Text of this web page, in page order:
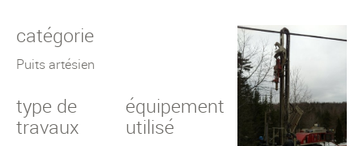
catégorie
Puits artésien
type de
travaux
équipement
utilisé